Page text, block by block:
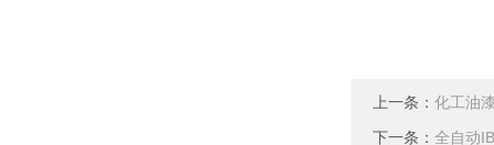
上一条： 化工油
下一条： 全自动